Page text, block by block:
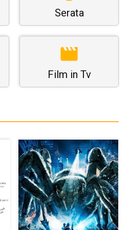
Serata
Film in Tv